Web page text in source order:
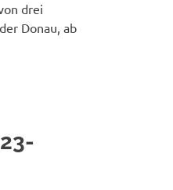
drei
Donau, ab